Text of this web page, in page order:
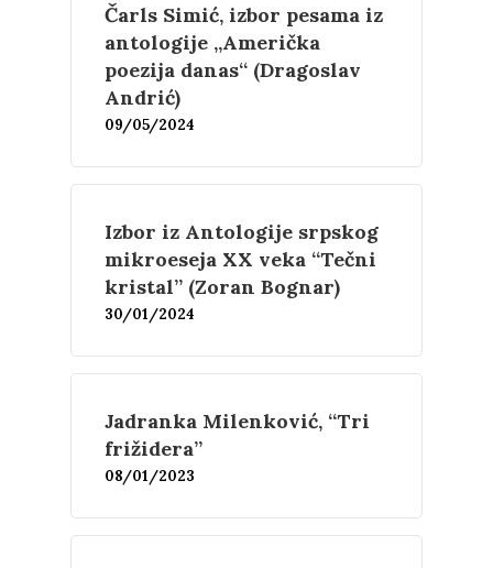
Čarls Simić, izbor pesama iz
antologije „Američka
poezija danas“ (Dragoslav
Andrić)
09/05/2024
Izbor iz Antologije srpskog
mikroeseja XX veka “Tečni
kristal” (Zoran Bognar)
30/01/2024
Jadranka Milenković, “Tri
frižidera”
08/01/2023